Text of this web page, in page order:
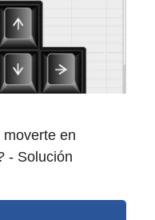
en
- Solución